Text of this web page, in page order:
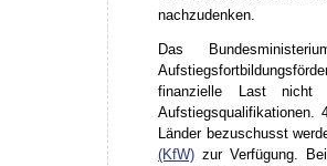
nachzudenken.
Das
finanzielle Last nicht
Aufstiegsqualifikationen.
Länder bezuschusst
(KfW) zur Verfügung.